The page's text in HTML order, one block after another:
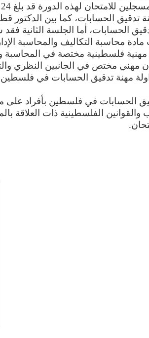
تدقيق الحسابات، كما بين الدكتور
الحسابات، أما الجلسة الثانية فقد
محاسبة التكاليف والمحاسبة
فلسطينية مختصة في المحاسبة
مهني مختص في الجانبين النظري
الحسابات في فلسطين بأفراد على
الفلسطينية ذات العلاقة
.